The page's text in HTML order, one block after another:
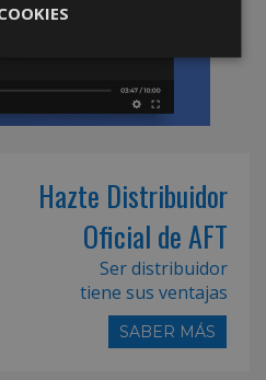
Hazte Distribuidor
Oficial de AFT
Ser distribuidor
tiene sus ventajas
SABER MÁS